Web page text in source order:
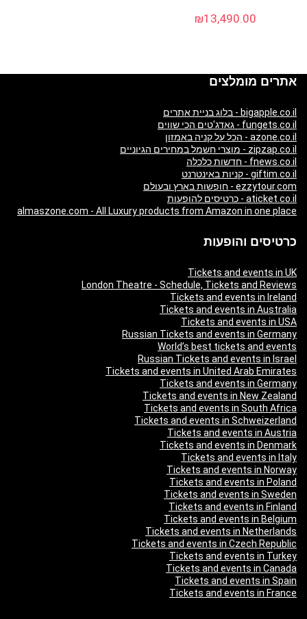
₪13,490.00
אתרים מומלצים
bigapple.co.il - בלוג בניית אתרים
fungets.co.il - גאדג'טים הכי שווים
azone.co.il - הכל על קניה באמזון
zipzap.co.il - מוצרי חשמל במחירים הגיוניים
fnews.co.il - חדשות כלכלה
giftim.co.il - קניות באינטרנט
ezzytour.com - חופשות בארץ ובעולם
aticket.co.il - כרטיסים להופעות
almaszone.com - All Luxury products from Amazon in one place
כרטיסים והופעות
Tickets and events in UK
London Theatre - Schedule, Tickets and Reviews
Tickets and events in Ireland
Tickets and events in Australia
Tickets and events in USA
Russian Tickets and events in Germany
World’s best tickets and events
Russian Tickets and events in Israel
Tickets and events in United Arab Emirates
Tickets and events in Germany
Tickets and events in New Zealand
Tickets and events in South Africa
Tickets and events in Schweizerland
Tickets and events in Austria
Tickets and events in Denmark
Tickets and events in Italy
Tickets and events in Norway
Tickets and events in Poland
Tickets and events in Sweden
Tickets and events in Finland
Tickets and events in Belgium
Tickets and events in Netherlands
Tickets and events in Czech Republic
Tickets and events in Turkey
Tickets and events in Canada
Tickets and events in Spain
Tickets and events in France